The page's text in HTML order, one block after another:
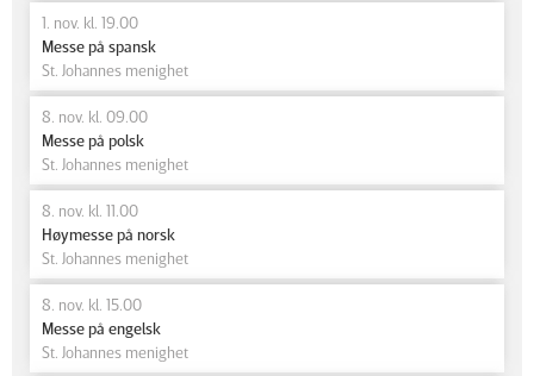
1. nov. kl. 19.00
Messe på spansk
St. Johannes menighet
8. nov. kl. 09.00
Messe på polsk
St. Johannes menighet
8. nov. kl. 11.00
Høymesse på norsk
St. Johannes menighet
8. nov. kl. 15.00
Messe på engelsk
St. Johannes menighet